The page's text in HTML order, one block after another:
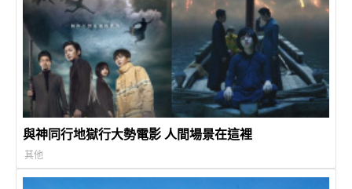
與神同行地獄行大勢電影 人間場景在這裡
其他